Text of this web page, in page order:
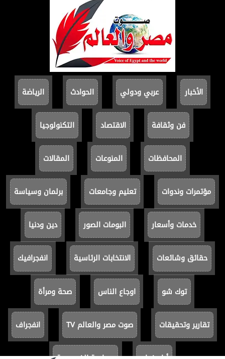
الأخبار عربي ودولي الحوادث الرياضة
فن وثقافة الاقتصاد التكنولوجيا
المحافظات المنوعات المقالات
مؤتمرات وندوات تعليم وجامعات برلمان وسياسة
خدمات وأسعار البومات الصور دين ودنيا
حقائق وشائعات الانتخابات الرئاسية انفجرافيك
توك شو اوجاع الناس صحة ومرأة
تقارير وتحقيقات صوت مصر والعالم TV انفجراف